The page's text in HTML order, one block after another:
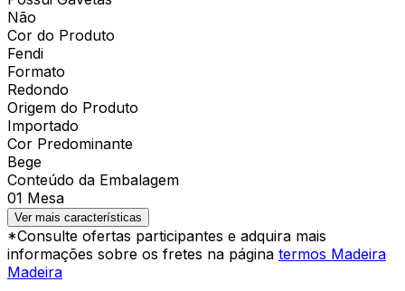
Não
Cor do Produto
Fendi
Formato
Redondo
Origem do Produto
Importado
Cor Predominante
Bege
Conteúdo da Embalagem
01 Mesa
Ver mais características
*Consulte ofertas participantes e adquira mais
informações sobre os fretes na página termos Madeira
Madeira